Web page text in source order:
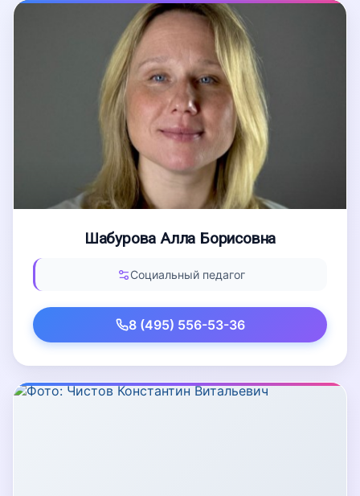
Шабурова Алла Борисовна
Социальный педагог
8 (495) 556-53-36